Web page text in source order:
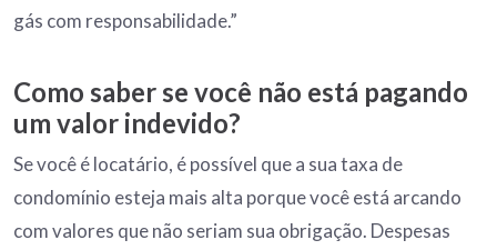
gás com responsabilidade.”
Como saber se você não está pagando
um valor indevido?
Se você é locatário, é possível que a sua taxa de
condomínio esteja mais alta porque você está arcando
com valores que não seriam sua obrigação. Despesas